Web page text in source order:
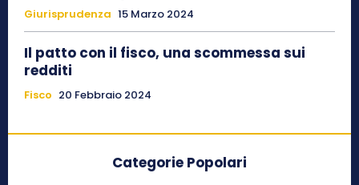
Giurisprudenza 15 Marzo 2024
Il patto con il fisco, una scommessa sui
redditi
Fisco 20 Febbraio 2024
Categorie Popolari